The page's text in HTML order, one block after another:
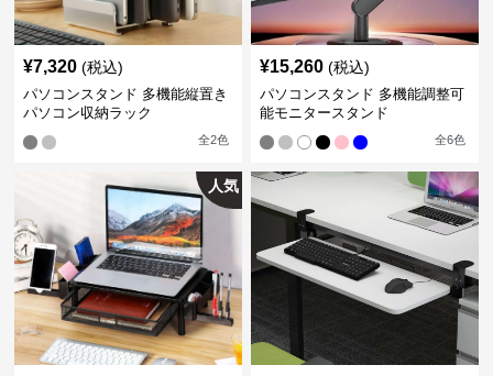
¥7,320 (税込)
パソコンスタンド 多機能縦置き
パソコン収納ラック
全2色
¥15,260 (税込)
パソコンスタンド 多機能調整可
能モニタースタンド
全6色
人気